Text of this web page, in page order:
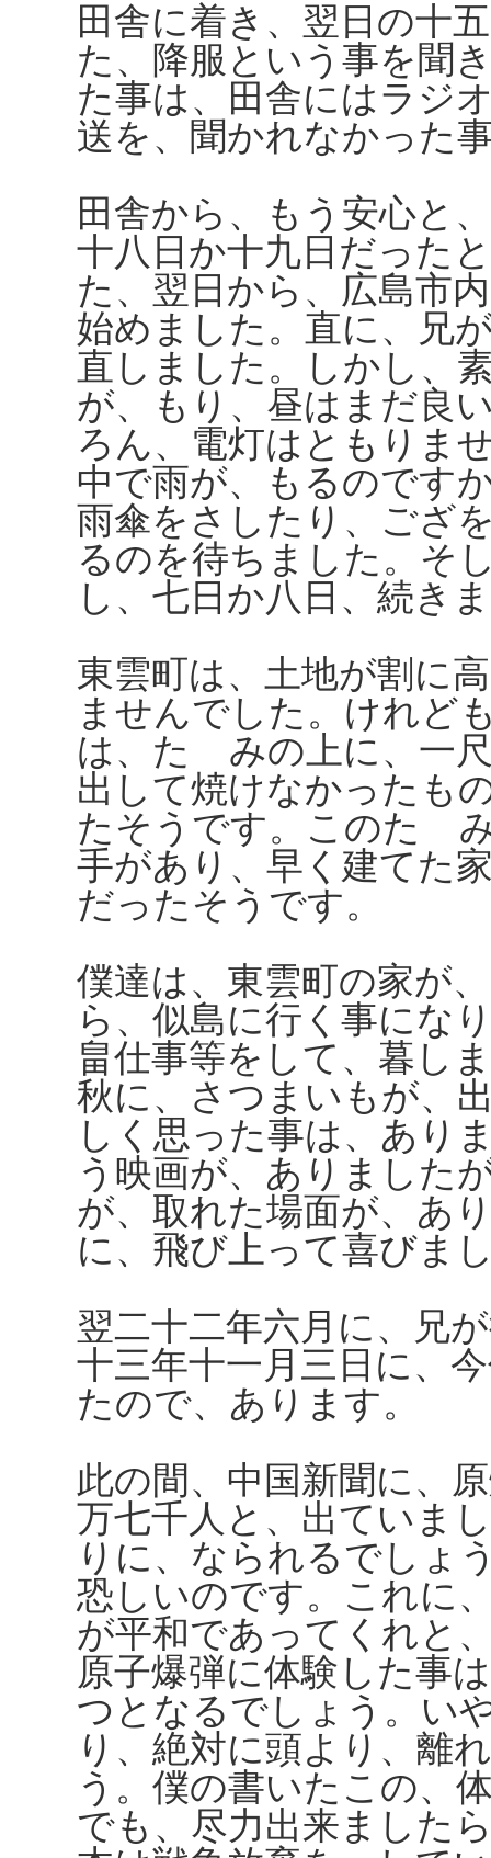
田舎に着き、翌日の十
た、降服という事を聞
た事は、田舎にはラジ
送を、聞かれなかった
田舎から、もう安心と
十八日か十九日だった
た、翌日から、広島市
始めました。直に、兄
直しました。しかし、
が、もり、昼はまだ良
ろん、電灯はともりま
中で雨が、もるのです
雨傘をさしたり、ござ
るのを待ちました。そ
し、七日か八日、続き
東雲町は、土地が割に
ませんでした。けれど
は、たゝみの上に、一
出して焼けなかったも
たそうです。このたゝ
手があり、早く建てた
だったそうです。
僕達は、東雲町の家が
ら、似島に行く事にな
畠仕事等をして、暮し
秋に、さつまいもが、
しく思った事は、あり
う映画が、ありました
が、取れた場面が、あ
に、飛び上って喜びま
翌二十二年六月に、兄
十三年十一月三日に、
たので、あります。
此の間、中国新聞に、
万七千人と、出ていま
りに、なられるでしょ
恐しいのです。これに
が平和であってくれと
原子爆弾に体験した事
つとなるでしょう。い
り、絶対に頭より、離
う。僕の書いたこの、
でも、尽力出来ました